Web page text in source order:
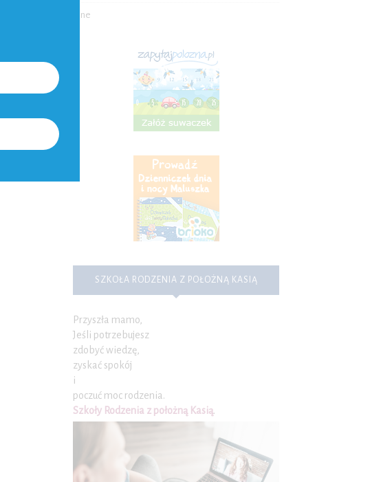
Inne
SZKOŁA RODZENIA Z POŁOŻNĄ KASIĄ
Przyszła mamo,
Jeśli potrzebujesz
zdobyć wiedzę,
zyskać spokój
i
poczuć moc rodzenia.
Szkoły Rodzenia z położną Kasią.